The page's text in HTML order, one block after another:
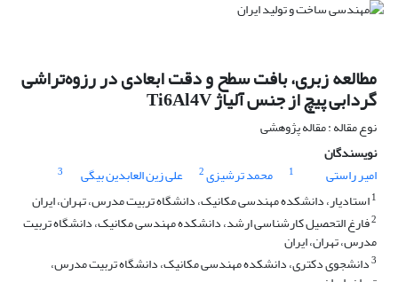
مطالعه زبری، بافت سطح و دقت ابعادی در رزوه‌تراشی
گردابی پیچ از جنس آلیاژ Ti6Al4V
نوع مقاله : مقاله پژوهشی
نویسندگان
امیر راستی
1 محمد ترشیزی2 علی زین العابدین بیگی
3
1استادیار، دانشکده مهندسی مکانیک، دانشگاه تربیت مدرس، تهران، ایران
2فارغ التحصیل کارشناسی ارشد، دانشکده مهندسی مکانیک، دانشگاه تربیت
مدرس، تهران، ایران
3دانشجوی دکتری، دانشکده مهندسی مکانیک، دانشگاه تربیت مدرس،